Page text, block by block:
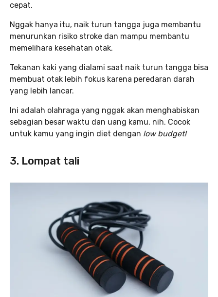
cepat.
Nggak hanya itu, naik turun tangga juga membantu
menurunkan risiko stroke dan mampu membantu
memelihara kesehatan otak.
Tekanan kaki yang dialami saat naik turun tangga bisa
membuat otak lebih fokus karena peredaran darah
yang lebih lancar.
Ini adalah olahraga yang nggak akan menghabiskan
sebagian besar waktu dan uang kamu, nih. Cocok
untuk kamu yang ingin diet dengan low budget!
3. Lompat tali